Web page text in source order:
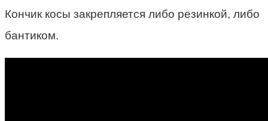
Кончик косы закрепляется либо резинкой, либо
бантиком.